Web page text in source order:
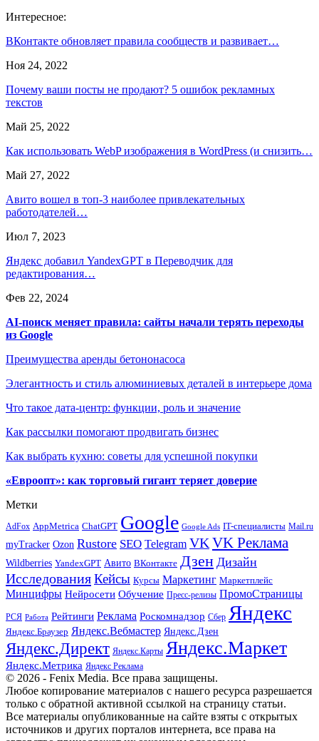
Интересное:
ВКонтакте обновляет правила сообществ и развивает…
Ноя 24, 2022
Почему ваши посты не продают? 5 ошибок рекламных
текстов
Май 25, 2022
Как использовать WebP изображения в WordPress (и снизить…
Май 27, 2022
Авито вошел в топ-3 наиболее привлекательных
работодателей…
Июл 7, 2023
Яндекс добавил YandexGPT в Переводчик для
редактирования…
Фев 22, 2024
AI-поиск меняет правила: сайты начали терять переходы
из Google
Преимущества аренды бетононасоса
Элегантность и стиль алюминиевых деталей в интерьере дома
Что такое дата-центр: функции, роль и значение
Как рассылки помогают продвигать бизнес
Как выбрать кухню: советы для успешной покупки
«Евроопт»: как торговый гигант теряет доверие
Метки
AdFox AppMetrica ChatGPT Google Google Ads IT-специалисты Mail.ru
myTracker Ozon Rustore SEO Telegram VKVK Реклама
Wildberries YandexGPT Авито ВКонтакте Дзен Дизайн
ИсследованияКейсы Курсы Маркетинг Маркетплейс
Минцифры Нейросети Обучение Пресс-релизы ПромоСтраницы
РСЯ Работа Рейтинги Реклама Роскомнадзор Сбер Яндекс
Яндекс.Браузер Яндекс.Вебмастер Яндекс.Дзен
Яндекс.Директ Яндекс.Карты Яндекс.Маркет
Яндекс.Метрика Яндекс Реклама
© 2026 - Fenix Media. Все права защищены.
Любое копирование материалов с нашего ресурса разрешается
только с обратной активной ссылкой на страницу статьи.
Все материалы опубликованные на сайте взяты с открытых
источников и других порталов интернета, все права на